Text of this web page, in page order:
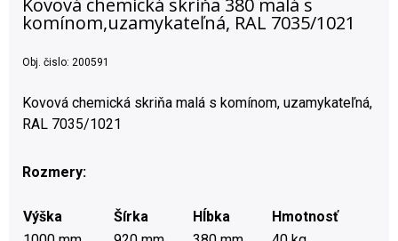
Kovová chemická skriňa 380 malá s
komínom,uzamykateľná, RAL 7035/1021
Obj. čislo: 200591
Kovová chemická skriňa malá s komínom, uzamykateľná,
RAL 7035/1021
Rozmery:
Výška Šírka Hĺbka
Hmotnosť